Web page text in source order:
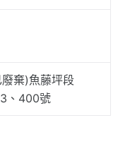
棄)魚藤坪段
、400號